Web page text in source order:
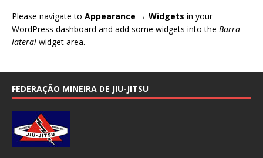
Please navigate to Appearance → Widgets in your
WordPress dashboard and add some widgets into the Barra
lateral widget area.
FEDERAÇÃO MINEIRA DE JIU-JITSU